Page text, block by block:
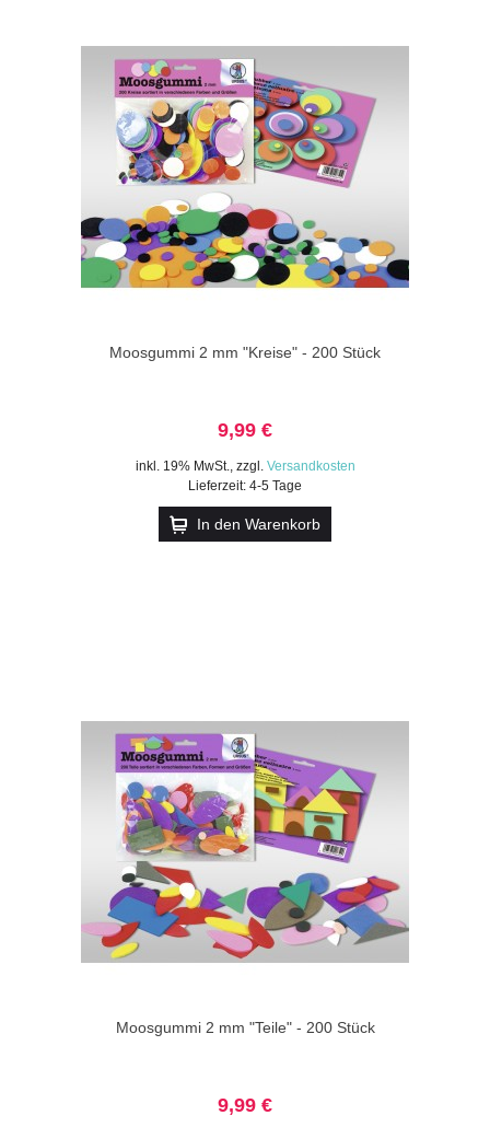
Moosgummi 2 mm "Kreise" - 200 Stück
9,99 €
inkl. 19% MwSt., zzgl. Versandkosten
Lieferzeit: 4-5 Tage
In den Warenkorb
Moosgummi 2 mm "Teile" - 200 Stück
9,99 €